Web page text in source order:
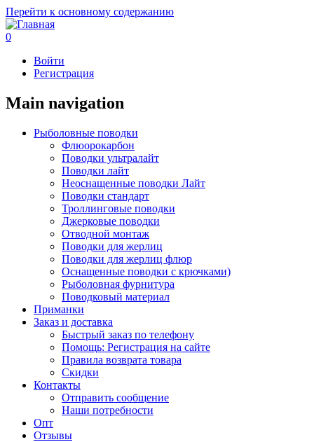
Перейти к основному содержанию
0
Войти
Регистрация
Main navigation
Рыболовные поводки
Флюорокарбон
Поводки ультралайт
Поводки лайт
Неоснащенные поводки Лайт
Поводки стандарт
Троллинговые поводки
Джерковые поводки
Отводной монтаж
Поводки для жерлиц
Поводки для жерлиц флюр
Оснащенные поводки с крючками)
Рыболовная фурнитура
Поводковый материал
Приманки
Заказ и доставка
Быстрый заказ по телефону
Помощь: Регистрация на сайте
Правила возврата товара
Скидки
Контакты
Отправить сообщение
Наши потребности
Опт
Отзывы